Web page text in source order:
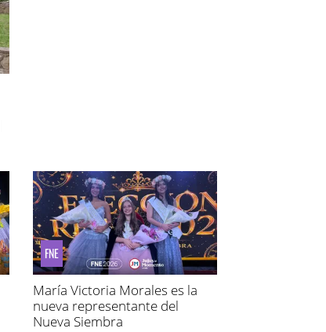
FNE
María Victoria Morales es la
nueva representante del
Nueva Siembra